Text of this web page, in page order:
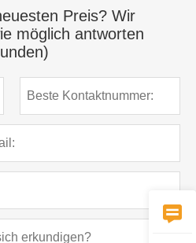
Preis? Wir
möglich antworten
